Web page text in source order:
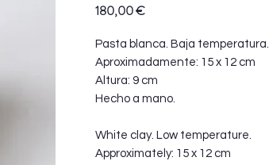
180,00 €Precio
Pasta blanca. Baja temperatura.
Aproximadamente: 15 x 12 cm
Altura: 9 cm
Hecho a mano.
White clay. Low temperature.
Approximately: 15 x 12 cm